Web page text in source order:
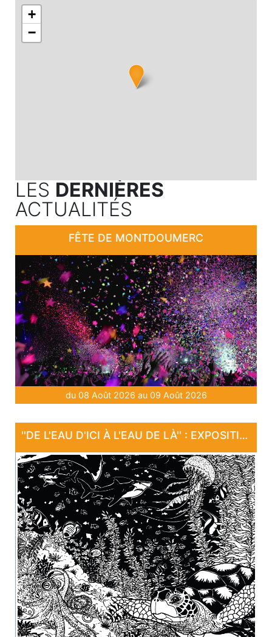
+
−
LES DERNIÈRES
ACTUALITÉS
FÊTE DE MONTDOUMERC
du 08 Août 2026 au 09 Août 2026
''DE L'EAU D'ICI À L'EAU DE LÀ'' : EXPOSITION "SANCTUAIRE"